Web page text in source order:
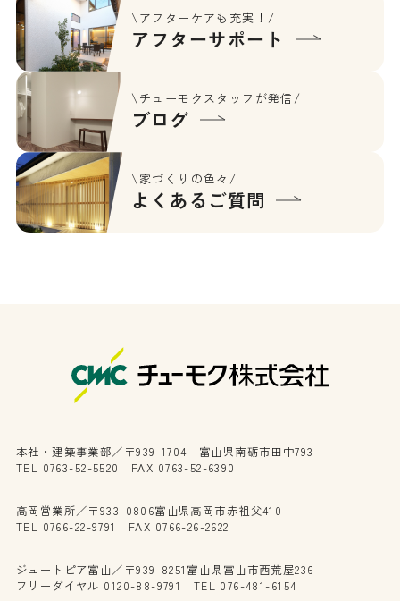
\アフターケアも充実！/
アフターサポート
\チューモクスタッフが発信/
ブログ
\家づくりの色々/
よくあるご質問
本社・建築事業部／〒939-1704 富山県南砺市田中793
TEL 0763-52-5520 FAX 0763-52-6390
高岡営業所／〒933-0806富山県高岡市赤祖父410
TEL 0766-22-9791 FAX 0766-26-2622
ジュートピア富山／〒939-8251富山県富山市西荒屋236
フリーダイヤル 0120-88-9791 TEL 076-481-6154